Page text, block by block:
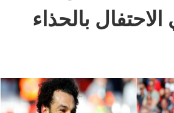
بالحذاء